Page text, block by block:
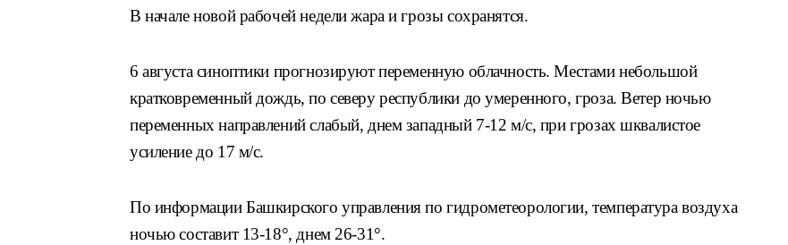
В начале новой рабочей недели жара и грозы сохранятся.
6 августа синоптики прогнозируют переменную облачность. Местами небольшой
кратковременный дождь, по северу республики до умеренного, гроза. Ветер ночью
переменных направлений слабый, днем западный 7-12 м/с, при грозах шквалистое
усиление до 17 м/с.
По информации Башкирского управления по гидрометеорологии, температура воздуха
ночью составит 13-18°, днем 26-31°.